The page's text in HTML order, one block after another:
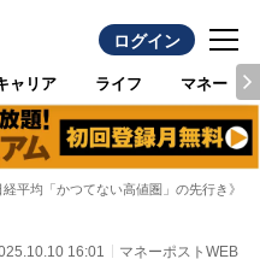
ログイン
ャリア ライフ マネー
経平均「かつてない高値圏」の先行き》
16:01 マネーポストWEB